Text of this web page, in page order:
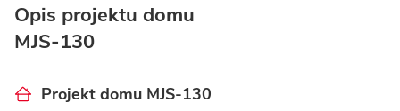
Opis projektu domu
MJS-130
Projekt domu MJS-130